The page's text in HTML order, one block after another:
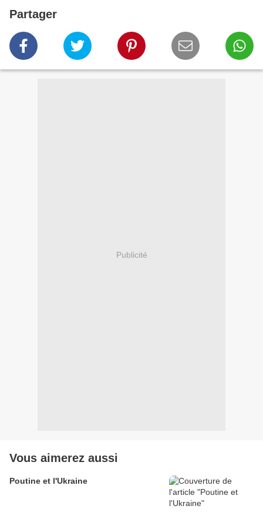
Partager
Publicité
Vous aimerez aussi
Poutine et l'Ukraine